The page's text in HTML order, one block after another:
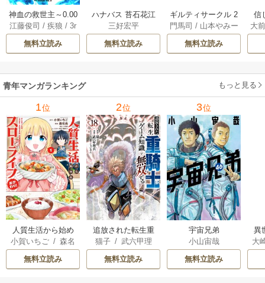
神血の救世主～0.00
000001％を引き当
て最強へ～【電子
書籍特典付】 22巻
江藤俊司 /疾狼 /3r
d Ie/Studio No.9
無料立読み
ハナバス 苔石花江
のバスケ論 7巻
三好宏平
無料立読み
ギルティサークル 2
1巻
門馬司 / 山本やみー
無料立読み
信
に
の
れ
メ
大
青年マンガランキング もっと見る
1位
人質生活から始め
るスローライフ
小賀いちご /森名
尚
無料立読み
2位
追放された転生重
騎士はゲーム知識
で無双する
猫子/ 武六甲理
じゃいあん
無料立読み
3位
宇宙兄弟
小山宙哉
無料立読み
異
は
大